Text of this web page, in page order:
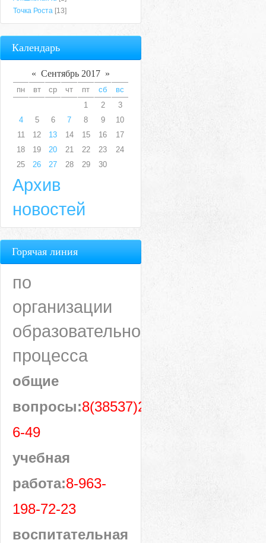
Точка Роста [13]
Календарь
« Сентябрь 2017 »
пн вт ср чт пт сб
вс
1
2
3
4
5 6 7 8 9
10
11
12 13 14 15 16
17
18
19 20 21 22 23
24
25
26 27 28 29 30
Архив
новостей
Горячая линия
по
организации
образовательного
процесса
общие
вопросы:8(38537)28-
6-49
учебная
работа:8-963-
198-72-23
воспитательная